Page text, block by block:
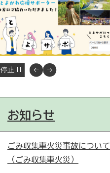
停止
お知らせ
ごみ収集車火災事故について
（ごみ収集車火災）